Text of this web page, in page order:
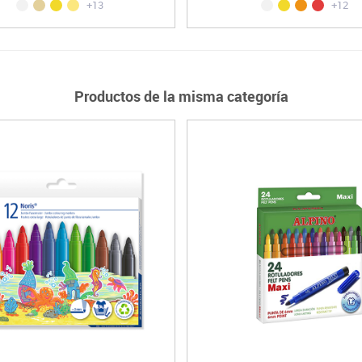
+13 +12
Productos de la misma categoría